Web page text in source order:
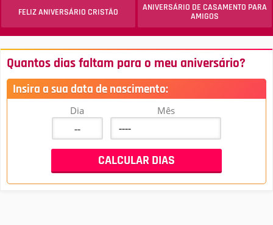
FELIZ ANIVERSÁRIO CRISTÃO
ANIVERSÁRIO DE CASAMENTO PARA
AMIGOS
Quantos dias faltam para o meu aniversário?
Insira a sua data de nascimento:
Dia Mês